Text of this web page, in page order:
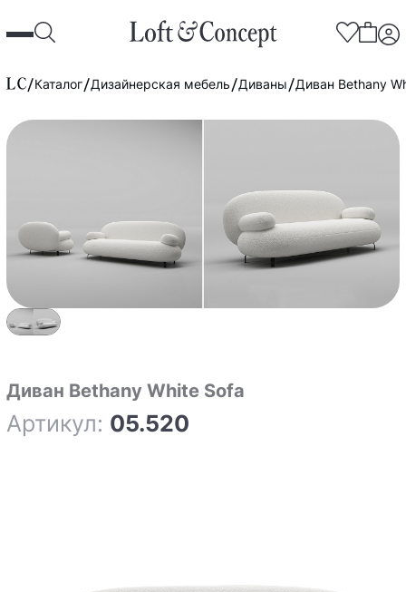
Каталог Дизайнерская мебель Диваны Диван Bethany
Диван Bethany White Sofa
Артикул: 05.520